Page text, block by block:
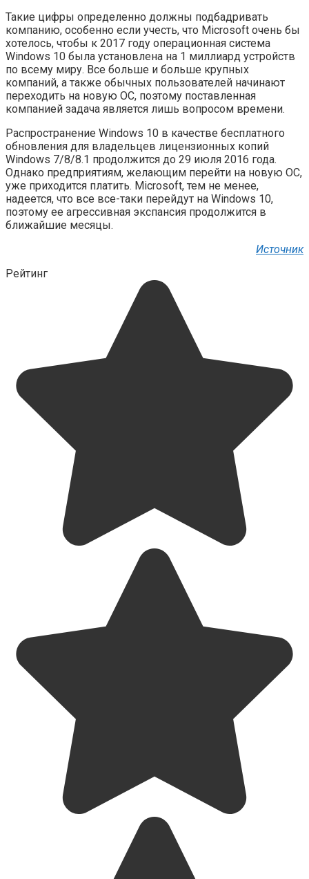
Такие цифры определенно должны подбадривать
компанию, особенно если учесть, что Microsoft очень бы
хотелось, чтобы к 2017 году операционная система
Windows 10 была установлена на 1 миллиард устройств
по всему миру. Все больше и больше крупных
компаний, а также обычных пользователей начинают
переходить на новую ОС, поэтому поставленная
компанией задача является лишь вопросом времени.
Распространение Windows 10 в качестве бесплатного
обновления для владельцев лицензионных копий
Windows 7/8/8.1 продолжится до 29 июля 2016 года.
Однако предприятиям, желающим перейти на новую ОС,
уже приходится платить. Microsoft, тем не менее,
надеется, что все все-таки перейдут на Windows 10,
поэтому ее агрессивная экспансия продолжится в
ближайшие месяцы.
Источник
Рейтинг